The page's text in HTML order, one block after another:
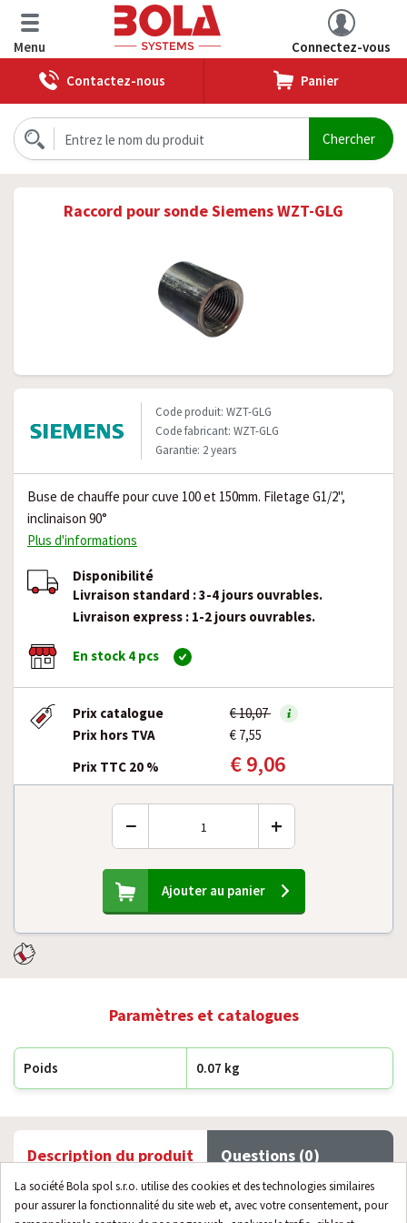
La société Bola spol s.r.o. utilise des cookies et des technologies similaires
pour assurer la fonctionnalité du site web et, avec votre consentement, pour
Menu
Connectez-vous
Contactez-nous
Panier
Raccord pour sonde Siemens WZT-GLG
Code produit: WZT-GLG
Code fabricant: WZT-GLG
Garantie: 2 years
Buse de chauffe pour cuve 100 et 150mm. Filetage G1/2",
inclinaison 90°
Plus d'informations
Disponibilité
Livraison standard : 3-4 jours ouvrables.
Livraison express : 1-2 jours ouvrables.
En stock 4 pcs
Prix catalogue
€ 10,07
Prix hors TVA
€ 7,55
Prix TTC 20 %
€ 9,06
− +
Ajouter au panier
Paramètres et catalogues
Poids 0.07 kg
Description du produit Questions (0)
Buse de chauffe pour cuve 100 et 150mm. Filetage G1/2",